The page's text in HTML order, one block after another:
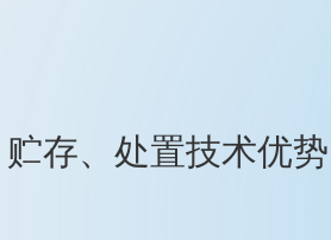
存、处置技术优势